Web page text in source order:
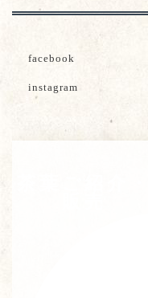
facebook
instagram